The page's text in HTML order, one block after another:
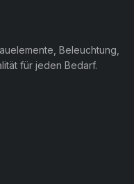
Beleuchtung,
für jeden Bedarf.